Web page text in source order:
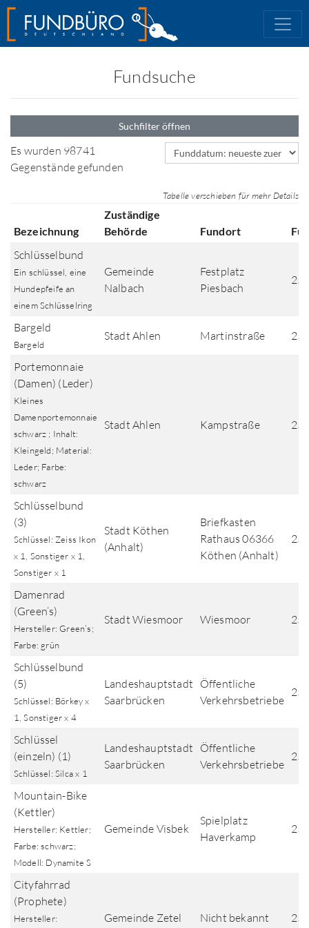
Fundsuche
Suchfilter öffnen
Es wurden 98741
Gegenstände gefunden
Sortierfeld
Tabelle verschieben für mehr Details
Bezeichnung
Zuständige
Behörde
Fundort
Schlüsselbund
Ein schlüssel, eine
Hundepfeife an
einem Schlüsselring
Gemeinde
Nalbach
Festplatz
Piesbach
Bargeld
Bargeld
Stadt Ahlen Martinstraße
Portemonnaie
(Damen) (Leder)
Kleines
Damenportemonnaie
schwarz ; Inhalt:
Kleingeld; Material:
Leder; Farbe:
schwarz
Stadt Ahlen Kampstraße
Schlüsselbund
(3)
Schlüssel: Zeiss Ikon
x 1, Sonstiger x 1,
Sonstiger x 1
Stadt Köthen
(Anhalt)
Briefkasten
Rathaus 06366
Köthen (Anhalt)
Damenrad
(Green’s)
Hersteller: Green’s;
Farbe: grün
Stadt Wiesmoor Wiesmoor
Schlüsselbund
(5)
Schlüssel: Börkey x
1, Sonstiger x 4
Landeshauptstadt
Saarbrücken
Öffentliche
Verkehrsbetriebe
Schlüssel
(einzeln) (1)
Schlüssel: Silca x 1
Landeshauptstadt
Saarbrücken
Öffentliche
Verkehrsbetriebe
Mountain-Bike
(Kettler)
Hersteller: Kettler;
Farbe: schwarz;
Modell: Dynamite S
Gemeinde Visbek
Spielplatz
Haverkamp
Cityfahrrad
(Prophete)
Hersteller: Gemeinde Zetel Nicht bekannt